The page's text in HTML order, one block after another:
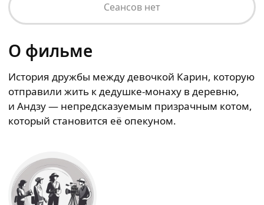
Сеансов нет
О фильме
История дружбы между девочкой Карин, которую
отправили жить к дедушке-монаху в деревню,
и Андзу — непредсказуемым призрачным котом,
который становится её опекуном.